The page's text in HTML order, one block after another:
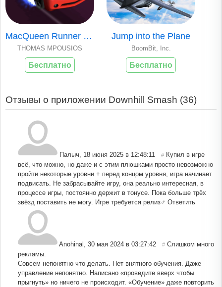
MacQueen Runner 3D
THOMAS MPOUSIOS
Бесплатно
Jump into the Plane
BoomBit, Inc.
Бесплатно
Отзывы о приложении Downhill Smash (36)
Палыч 18 июня 2025 в 12:48:11 # Купил в игре
всё, что можно, но даже и с этим плюшками просто невозможно
пройти некоторые уровни + перед концом уровня, игра начинает
подвисать. Не забрасывайте игру, она реально интересная, в
процессе игры, постоянно держит в тонусе. Пока больше трёх
звёзд поставить не могу. Игре требуется релиз‍♂️ Ответить
Anohinal 30 мая 2024 в 03:27:42 # Слишком много
рекламы.
Совсем непонятно что делать. Нет внятного обучения. Даже
управление непонятно. Написано «проведите вверх чтобы
прыгнуть» но ничего не происходит. «Обучение» даже повторить